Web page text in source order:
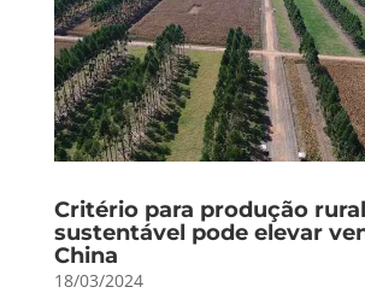
Critério para produção rural
sustentável pode elevar
China
18/03/2024